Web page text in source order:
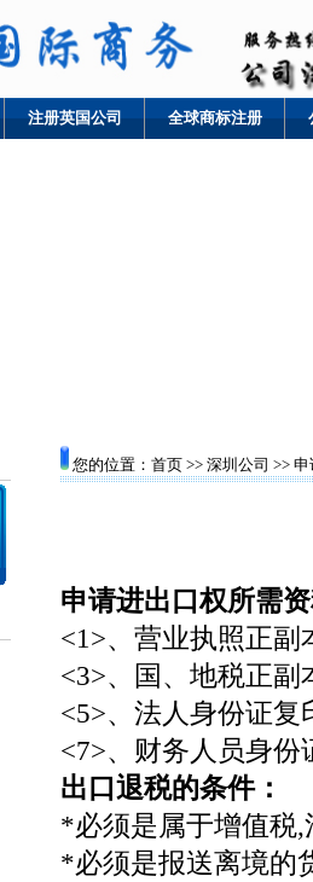
注册英国公司 全球商标注册
您的位置： 首页>> 深圳公司 >>
申请进出口权所需
<1>、营业执照正副
<3>、国、地税正副
<5>、法人身份证复
<7>、财务人员身
出口退税的条件：
*必须是属于增值税
*必须是报送离境的